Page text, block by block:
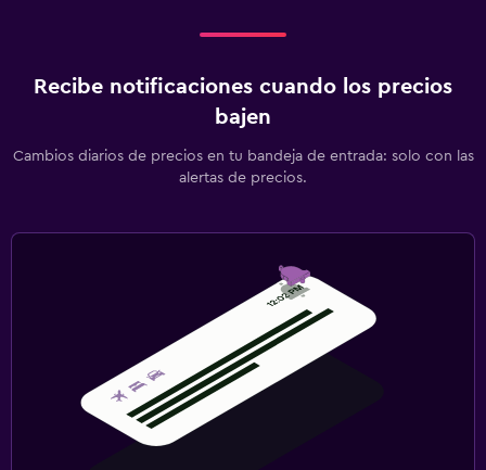
Recibe notificaciones cuando los precios
bajen
Cambios diarios de precios en tu bandeja de entrada: solo con las
alertas de precios.